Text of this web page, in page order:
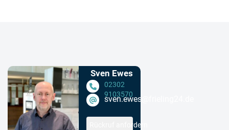
Sven Ewes
02302
9103570
sven.ewes@frieling24.de
Rückruf anfordern